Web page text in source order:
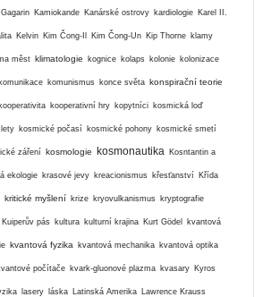
Kamiokande Kanárské ostrovy kardiologie Karel II.
Kelvin Kim Čong-Il Kim Čong-Un Kip Thorne klamy
měst klimatologie kognice kolaps kolonie kolonizace
komunikace komunismus konce světa konspirační teorie
kooperativita kooperativní hry kopytníci kosmická loď
kosmické počasí kosmické pohony kosmické smetí
záření kosmologie kosmonautika Kosntantin a
ekologie krasové jevy kreacionismus křesťanství Křída
kritické myšlení krize kryovulkanismus kryptografie
Kuiperův pás kultura kulturní krajina Kurt Gödel kvantová
kvantová fyzika kvantová mechanika kvantová optika
počítače kvark-gluonové plazma kvasary Kyros
lasery láska Latinská Amerika Lawrence Krauss